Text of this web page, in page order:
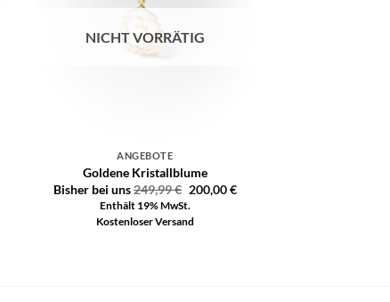
NICHT VORRÄTIG
ANGEBOTE
Goldene Kristallblume
Bisher bei uns249,99€ 200,00€
Enthält 19% MwSt.
Kostenloser Versand